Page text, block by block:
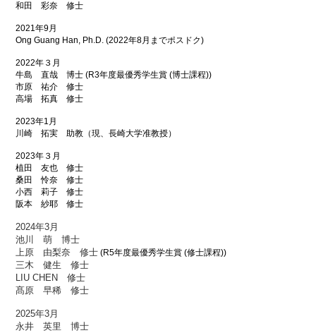
和田 彩奈 修士
2021年9月
Ong Guang Han, Ph.D. (2022年8月までポスドク)
2022年３月
牛島 直哉 博士 (R3年度最優秀学生賞(博士課程))
市原 祐介 修士
高場 拓真 修士
2023年1月
川崎 拓実 助教（現、長崎大学准教授）
2023年３月
植田 友也 修士
桑田 怜奈 修士
小西 莉子 修士
阪本 紗耶 修士
2024年3月
池川 萌 博士
上原 由梨奈 修士(R5年度最優秀学生賞 (修士課程))
三木 健生 修士
LIU CHEN 修士
髙原 早稀 修士
2025年3月
永井 英里 博士